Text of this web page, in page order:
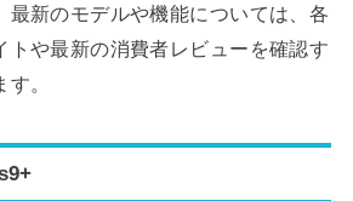
最新のモデルや機能については、各
トや最新の消費者レビューを確認す
。